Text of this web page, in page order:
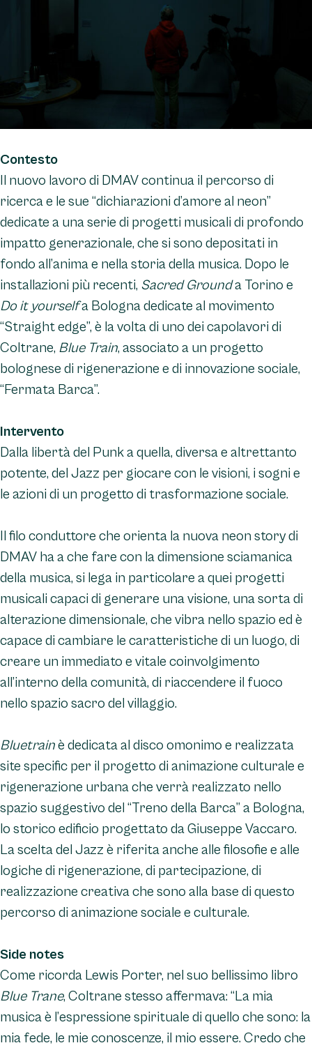
Contesto
Il nuovo lavoro di DMAV continua il percorso di
ricerca e le sue “dichiarazioni d’amore al neon”
dedicate a una serie di progetti musicali di profondo
impatto generazionale, che si sono depositati in
fondo all’anima e nella storia della musica. Dopo le
installazioni più recenti, Sacred Grounda Torino e
Do it yourselfa Bologna dedicate al movimento
“Straight edge”, è la volta di uno dei capolavori di
Coltrane, Blue Train, associato a un progetto
bolognese di rigenerazione e di innovazione sociale,
“Fermata Barca”.
Intervento
Dalla libertà del Punk a quella, diversa e altrettanto
potente, del Jazz per giocare con le visioni, i sogni e
le azioni di un progetto di trasformazione sociale.
Il filo conduttore che orienta la nuova neon story di
DMAV ha a che fare con la dimensione sciamanica
della musica, si lega in particolare a quei progetti
musicali capaci di generare una visione, una sorta di
alterazione dimensionale, che vibra nello spazio ed è
capace di cambiare le caratteristiche di un luogo, di
creare un immediato e vitale coinvolgimento
all’interno della comunità, di riaccendere il fuoco
nello spazio sacro del villaggio.
Bluetrainè dedicata al disco omonimo e realizzata
site specific per il progetto di animazione culturale e
rigenerazione urbana che verrà realizzato nello
spazio suggestivo del “Treno della Barca” a Bologna,
lo storico edificio progettato da Giuseppe Vaccaro.
La scelta del Jazz è riferita anche alle filosofie e alle
logiche di rigenerazione, di partecipazione, di
realizzazione creativa che sono alla base di questo
percorso di animazione sociale e culturale.
Side notes
Come ricorda Lewis Porter, nel suo bellissimo libro
Blue Trane, Coltrane stesso affermava: “La mia
musica è l’espressione spirituale di quello che sono: la
mia fede, le mie conoscenze, il mio essere. Credo che